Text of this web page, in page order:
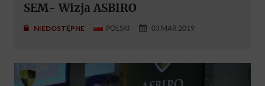
SEM- Wizja ASBIRO
NIEDOSTĘPNE POLSKI 03 MAR 2019